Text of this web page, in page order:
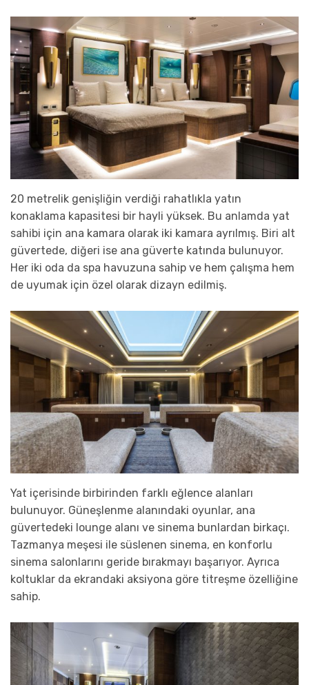
20 metrelik genişliğin verdiği rahatlıkla yatın
konaklama kapasitesi bir hayli yüksek. Bu anlamda yat
sahibi için ana kamara olarak iki kamara ayrılmış. Biri alt
güvertede, diğeri ise ana güverte katında bulunuyor.
Her iki oda da spa havuzuna sahip ve hem çalışma hem
de uyumak için özel olarak dizayn edilmiş.
Yat içerisinde birbirinden farklı eğlence alanları
bulunuyor. Güneşlenme alanındaki oyunlar, ana
güvertedeki lounge alanı ve sinema bunlardan birkaçı.
Tazmanya meşesi ile süslenen sinema, en konforlu
sinema salonlarını geride bırakmayı başarıyor. Ayrıca
koltuklar da ekrandaki aksiyona göre titreşme özelliğine
sahip.